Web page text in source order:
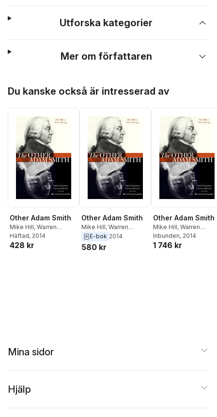
Utforska kategorier
Mer om författaren
Du kanske också är intresserad av
Other Adam Smith
Mike Hill, Warren
Montag
Häftad, 2014
428 kr
Other Adam Smith
Mike Hill, Warren
Montag
E-bok 2014
580 kr
Other Adam Smith
Mike Hill, Warren
Montag
Inbunden, 2014
1 746 kr
Mina sidor
Hjälp